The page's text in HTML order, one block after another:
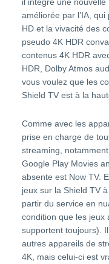
améliorée par l’IA,
HD et la vivacité des
pseudo 4K HDR
contenus 4K HDR
HDR, Dolby Atmos
vous voulez que les
Shield TV est à la
Comme avec les
prise en charge de
streaming,
Google Play Movies
absente est Now TV.
jeux sur la Shield TV
partir du service en
condition que les jeux
supportent toujours).
autres appareils de
4K, mais celui-ci est